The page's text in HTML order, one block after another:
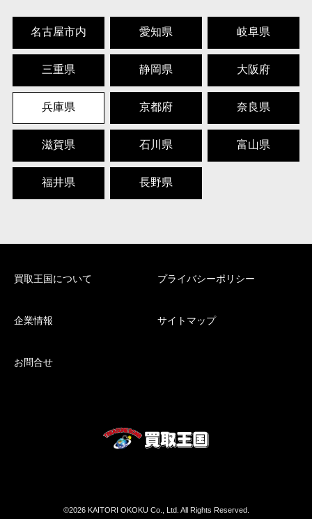
名古屋市内 愛知県 岐阜県
三重県 静岡県 大阪府
兵庫県 京都府 奈良県
滋賀県 石川県 富山県
福井県 長野県
買取王国について プライバシーポリシー
企業情報 サイトマップ
お問合せ
©2026 KAITORI OKOKU Co., Ltd. All Rights Reserved.